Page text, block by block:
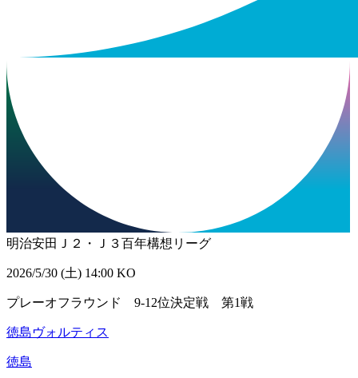
明治安田Ｊ２・Ｊ３百年構想リーグ
2026/5/30 (土) 14:00 KO
プレーオフラウンド 9-12位決定戦 第1戦
徳島ヴォルティス
徳島